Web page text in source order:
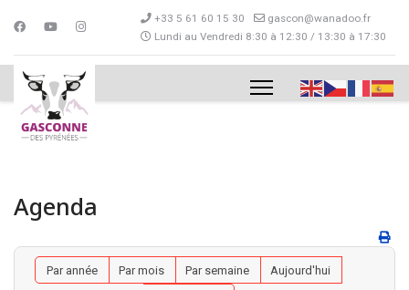
+33 5 61 60 15 30
gascon@wanadoo.fr
Lundi au Vendredi 8:30 à 12:30 / 13:30 à 17:30
Agenda
Par année Par mois Par semaine
Aujourd'hui